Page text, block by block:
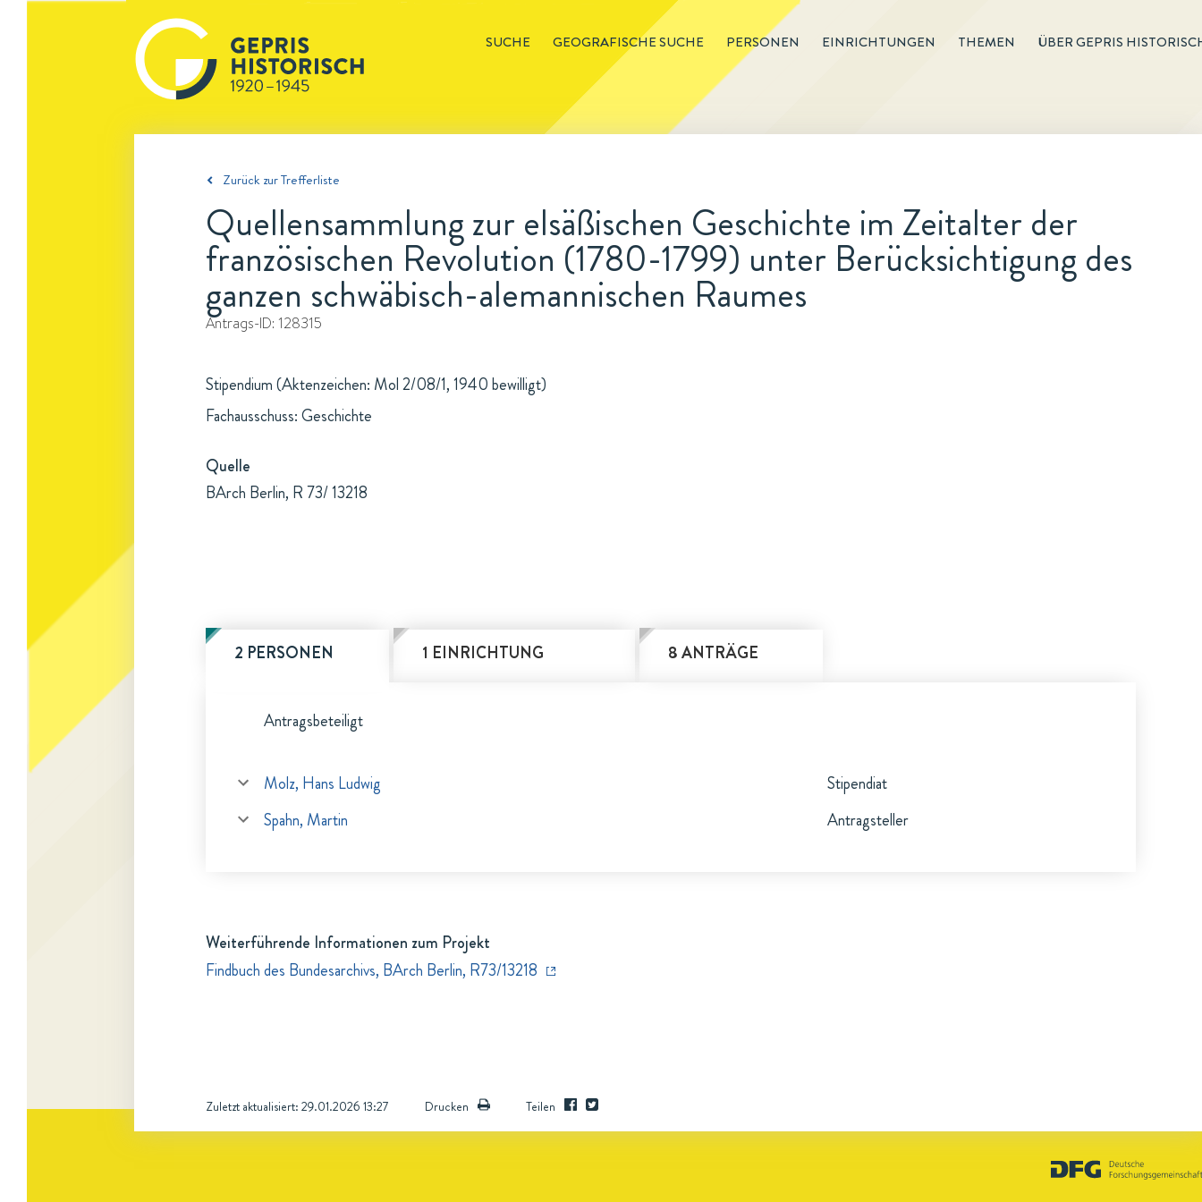
SUCHE GEOGRAFISCHE SUCHE PERSONEN EINRICHTUNGEN THEMEN ÜBER GEPRIS
Zurück zur Trefferliste
Quellensammlung zur elsäßischen Geschichte im Zeitalter der
französischen Revolution (1780-1799) unter Berücksichtigung des
ganzen schwäbisch-alemannischen Raumes
Antrags-ID: 128315
Stipendium (Aktenzeichen: Mol 2/08/1, 1940 bewilligt)
Fachausschuss: Geschichte
Quelle
BArch Berlin, R 73/ 13218
2 PERSONEN 1 EINRICHTUNG 8 ANTRÄGE
Antragsbeteiligt
Molz, Hans Ludwig
Stipendiat
Spahn, Martin
Antragsteller
Weiterführende Informationen zum Projekt
Findbuch des Bundesarchivs, BArch Berlin, R73/13218
Zuletzt aktualisiert: 29.01.2026 13:27 Drucken Teilen